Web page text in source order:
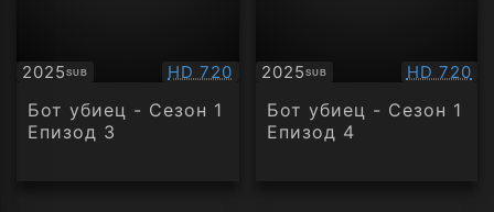
2025SUB
Субтитри Качество:
HD 720
Бот убиец - Сезон 1
Епизод 3
2025SUB
Субтитри HD 720
Бот убиец - Сезон 1
Епизод 4